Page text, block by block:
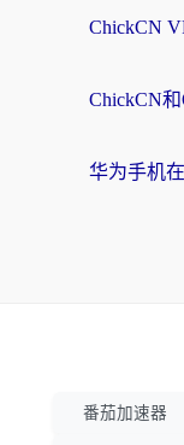
番茄加速器